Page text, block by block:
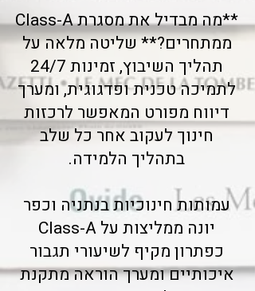
**מה מבדיל את מסגרת Class-A
ממתחרים?** שליטה מלאה על
תהליך השיבוץ, זמינות 24/7
לתמיכה טכנית ופדגוגית, ומערך
דיווח מפורט המאפשר לרכזות
חינוך לעקוב אחר כל שלב
בתהליך הלמידה.
עמותות חינוכיות בנתניה וכפר
יונה ממליצות על Class-A
כפתרון מקיף לשיעורי תגבור
איכותיים ומערך הוראה מתקנת